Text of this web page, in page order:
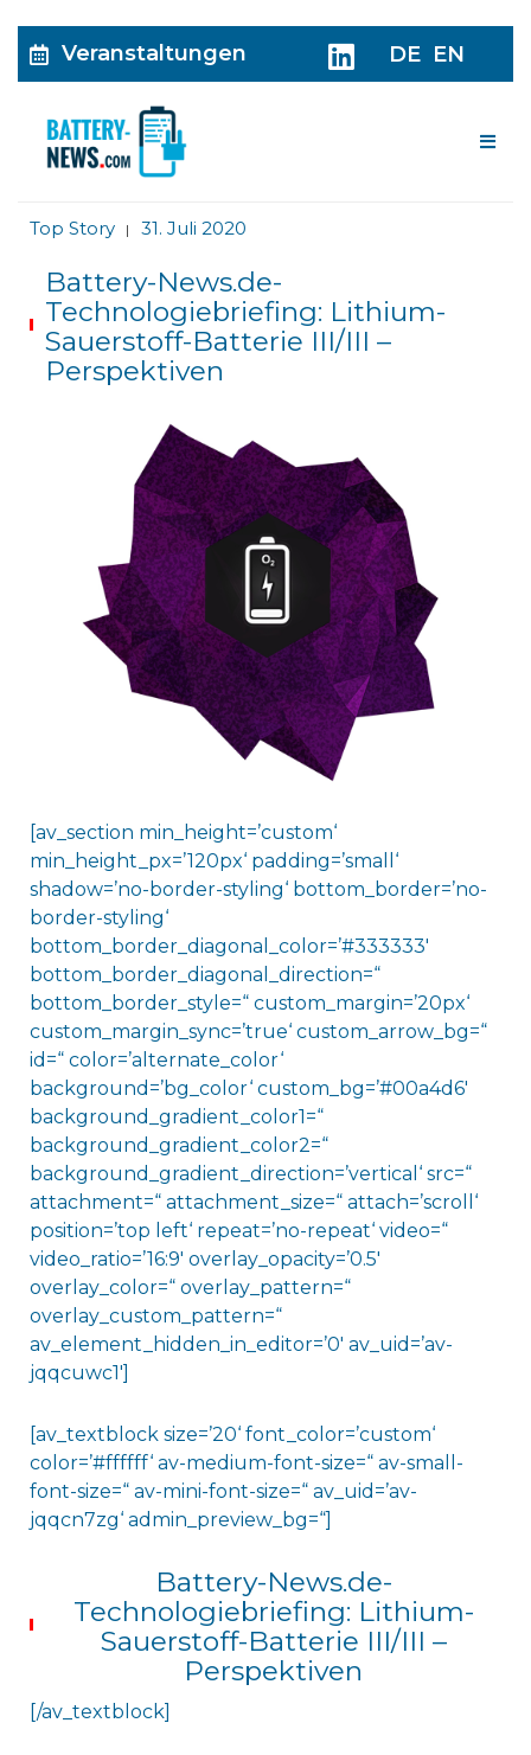
Veranstaltungen DE EN
Top Story | 31. Juli 2020
Battery-News.de-
Technologiebriefing: Lithium-
Sauerstoff-Batterie III/III –
Perspektiven
[av_section min_height=’custom‘
min_height_px=’120px‘ padding=’small‘
shadow=’no-border-styling‘ bottom_border=’no-
border-styling‘
bottom_border_diagonal_color=’#333333′
bottom_border_diagonal_direction=“
bottom_border_style=“ custom_margin=’20px‘
custom_margin_sync=’true‘ custom_arrow_bg=“
id=“ color=’alternate_color‘
background=’bg_color‘ custom_bg=’#00a4d6′
background_gradient_color1=“
background_gradient_color2=“
background_gradient_direction=’vertical‘ src=“
attachment=“ attachment_size=“ attach=’scroll‘
position=’top left‘ repeat=’no-repeat‘ video=“
video_ratio=’16:9′ overlay_opacity=’0.5′
overlay_color=“ overlay_pattern=“
overlay_custom_pattern=“
av_element_hidden_in_editor=’0′ av_uid=’av-
jqqcuwc1′]
[av_textblock size=’20‘ font_color=’custom‘
color=’#ffffff‘ av-medium-font-size=“ av-small-
font-size=“ av-mini-font-size=“ av_uid=’av-
jqqcn7zg‘ admin_preview_bg=“]
Battery-News.de-
Technologiebriefing: Lithium-
Sauerstoff-Batterie III/III –
Perspektiven
[/av_textblock]